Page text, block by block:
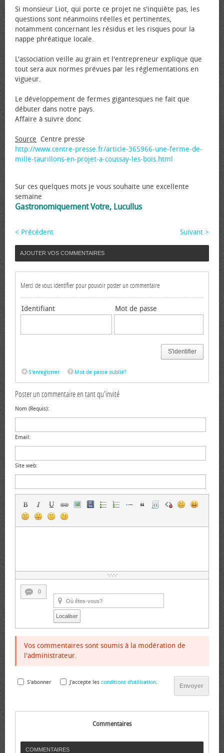
Si monsieur Liot, qui porte ce projet ne s'inquiète pas, les
questions sont néanmoins réelles et pertinentes,
notamment concernant les résidus et les risques pour la
nappe phréatique locale.
L'association veille au grain et l'entrepreneur explique que
tout sera aux normes prévues par les réglementations en
vigueur.
Le développement de fermes gigantesques ne fait que
débuter dans notre pays.
Affaire à suivre donc
Source Centre presse
http://www.centre-presse.fr/article-365966-une-ferme-de-
mille-taurillons-en-projet-a-coussay-les-bois.html
Sur ces quelques mots je vous souhaite une excellente
semaine
Gastronomiquement Votre, Lucullus
< Précédent Suivant >
AJOUTER VOS COMMENTAIRES
Merci de vous identifier pour pouvoir poster un commentaire
Identifiant Mot de passe
S'identifier
S'enregistrer Mot de passe oublié?
Poster un commentaire en tant qu'invité
Nom (Requis):
Email:
Site web:
0
Localiser
Vos commentaires sont soumis à la modération de
l'administrateur.
Envoyer
S'abonner J'accepte les conditions d'utilisation.
Commentaires
COMMENTAIRES